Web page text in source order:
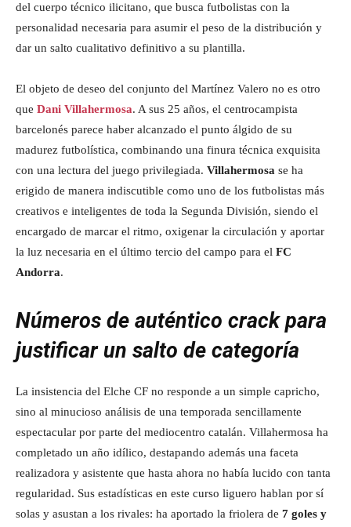
del cuerpo técnico ilicitano, que busca futbolistas con la
personalidad necesaria para asumir el peso de la distribución y
dar un salto cualitativo definitivo a su plantilla.
El objeto de deseo del conjunto del Martínez Valero no es otro
que Dani Villahermosa. A sus 25 años, el centrocampista
barcelonés parece haber alcanzado el punto álgido de su
madurez futbolística, combinando una finura técnica exquisita
con una lectura del juego privilegiada. Villahermosa se ha
erigido de manera indiscutible como uno de los futbolistas más
creativos e inteligentes de toda la Segunda División, siendo el
encargado de marcar el ritmo, oxigenar la circulación y aportar
la luz necesaria en el último tercio del campo para el FC
Andorra.
Números de auténtico crack para
justificar un salto de categoría
La insistencia del Elche CF no responde a un simple capricho,
sino al minucioso análisis de una temporada sencillamente
espectacular por parte del mediocentro catalán. Villahermosa ha
completado un año idílico, destapando además una faceta
realizadora y asistente que hasta ahora no había lucido con tanta
regularidad. Sus estadísticas en este curso liguero hablan por sí
solas y asustan a los rivales: ha aportado la friolera de 7 goles y